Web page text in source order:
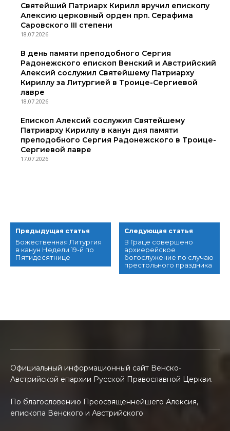
Святейший Патриарх Кирилл вручил епископу
Алексию церковный орден прп. Серафима
Саровского III степени
18.07.2026
В день памяти преподобного Сергия
Радонежского епископ Венский и Австрийский
Алексий сослужил Святейшему Патриарху
Кириллу за Литургией в Троице-Сергиевой
лавре
18.07.2026
Епископ Алексий сослужил Святейшему
Патриарху Кириллу в канун дня памяти
преподобного Сергия Радонежского в Троице-
Сергиевой лавре
17.07.2026
Предыдущая статья
Божественная Литургия
в канун Недели 19-й по
Пятидесятнице
Следующая статья
В Граце совершено
архиерейское
богослужение по случаю
престольного праздника
Официальный информационный сайт Венско-
Австрийской епархии Русской Православной Церкви.
По благословению Преосвященнейшего Алексия,
епископа Венского и Австрийского